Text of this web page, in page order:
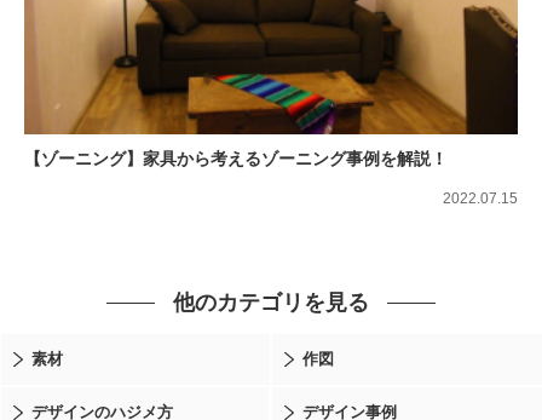
【ゾーニング】家具から考えるゾーニング事例を解説！
2022.07.15
他のカテゴリを見る
素材 作図
デザインのハジメ方 デザイン事例